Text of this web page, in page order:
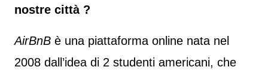
nostre città ?
AirBnBè una piattaforma online nata nel
2008 dall’idea di 2 studenti americani, che